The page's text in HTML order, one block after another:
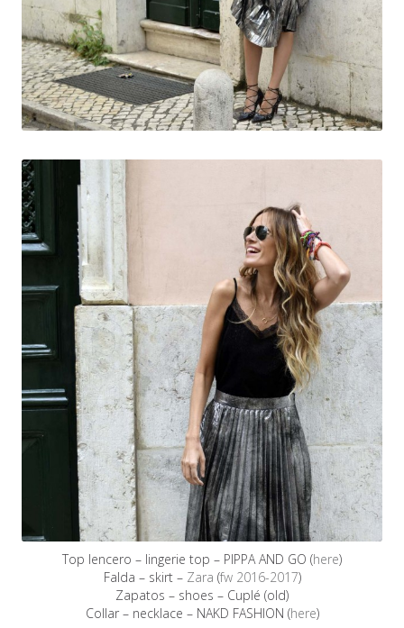
Top lencero – lingerie top – PIPPA AND GO (here)
Falda – skirt – Zara (fw 2016-2017)
Zapatos – shoes – Cuplé (old)
Collar – necklace – NAKD FASHION (here)